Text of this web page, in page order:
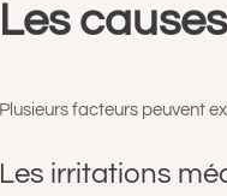
Les
Plusieurs facteurs peuvent
Les irritations